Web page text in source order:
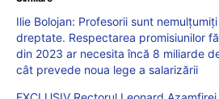
Ilie Bolojan: Profesorii sunt
dreptate. Respectarea promisiunilor
din 2023 ar necesita încă 8 miliarde
cât prevede noua lege a salarizării